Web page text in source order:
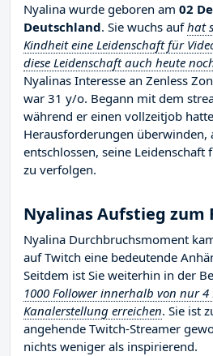
Nyalina wurde geboren am 02
Deutschland. Sie wuchs aufhat
Kindheit eine Leidenschaft für
diese Leidenschaft auch heute
Nyalinas Interesse an Zenless
war 31 y/o. Begann mit dem
während er einen vollzeitjob
Herausforderungen überwinden,
entschlossen, seine Leidenschaft
zu verfolgen.
Nyalinas Aufstieg zum
Nyalina Durchbruchsmoment
auf Twitch eine bedeutende
Seitdem ist Sie weiterhin in der
1000 Follower innerhalb von nur
Kanalerstellung erreichen. Sie ist
angehende Twitch-Streamer
nichts weniger als inspirierend.